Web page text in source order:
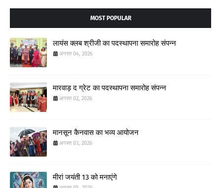
MOST POPULAR
लायंस क्लब श्रीजी का पदस्थापना समारोह संपन्न
अगस्त 04, 2026
मारवाड़ द ग्रेट का पदस्थापना समारोह संपन्न
अगस्त 02, 2026
मानसून कैनवास का भव्य आयोजन
अगस्त 03, 2026
मीरां जयंती 13 को मनाएंगे